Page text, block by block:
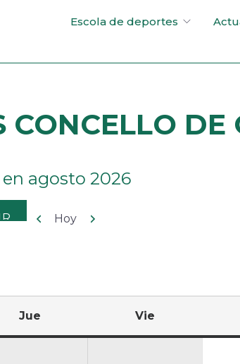
Escola de deportes
CONCELLO DE
agosto 2026
Anterior
Hoy Siguiente
Jue Vie